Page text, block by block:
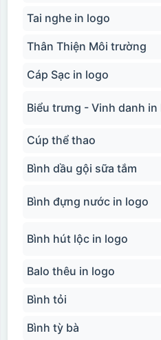
Tai nghe in logo
Thân Thiện Môi trường
Cáp Sạc in logo
Biểu trưng - Vinh danh in
Cúp thể thao
Bình dầu gội sữa tắm
Bình đựng nước in logo
Bình hút lộc in logo
Balo thêu in logo
Bình tỏi
Bình tỳ bà